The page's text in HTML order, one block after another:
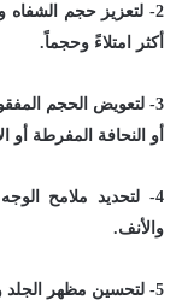
2- لتعزيز حجم
أكثر امتلاءً وحجماً.
3- لتعويض الحجم
أو النحافة المفرطة أو
4- لتحديد ملامح
والأنف.
5- لتحسين مظهر الجلد